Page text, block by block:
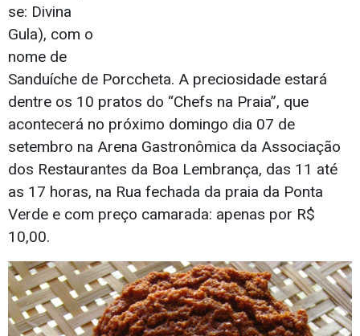
se: Divina
Gula), com o
nome de
Sanduíche de Porccheta. A preciosidade estará
dentre os 10 pratos do “Chefs na Praia”, que
acontecerá no próximo domingo dia 07 de
setembro na Arena Gastronômica da Associação
dos Restaurantes da Boa Lembrança, das 11 até
as 17 horas, na Rua fechada da praia da Ponta
Verde e com preço camarada: apenas por R$
10,00.